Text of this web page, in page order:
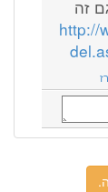
זה
http://